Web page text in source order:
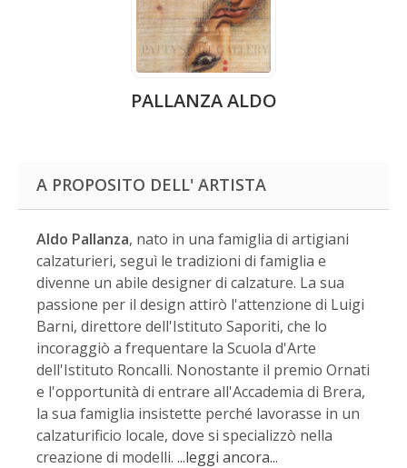
PALLANZA ALDO
A PROPOSITO DELL' ARTISTA
Aldo Pallanza, nato in una famiglia di artigiani
calzaturieri, seguì le tradizioni di famiglia e
divenne un abile designer di calzature. La sua
passione per il design attirò l'attenzione di Luigi
Barni, direttore dell'Istituto Saporiti, che lo
incoraggiò a frequentare la Scuola d'Arte
dell'Istituto Roncalli. Nonostante il premio Ornati
e l'opportunità di entrare all'Accademia di Brera,
la sua famiglia insistette perché lavorasse in un
calzaturificio locale, dove si specializzò nella
creazione di modelli. ...leggi ancora...